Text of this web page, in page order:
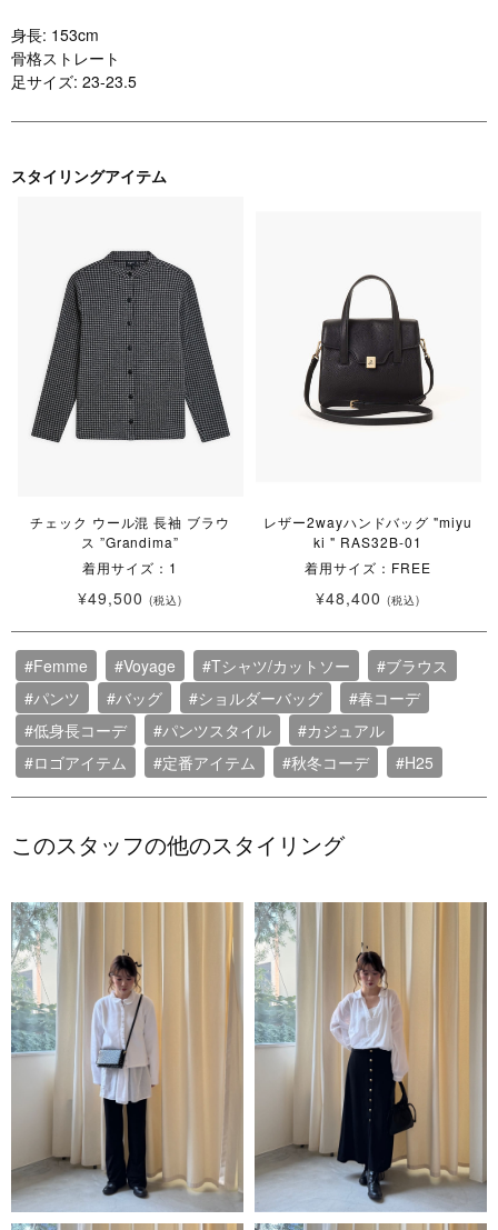
身長: 153cm
骨格ストレート
足サイズ: 23-23.5
スタイリングアイテム
チェック ウール混 長袖 ブラウ
ス ”Grandima”
着用サイズ：1
¥49,500 (税込)
レザー2wayハンドバッグ "miyu
ki " RAS32B-01
着用サイズ：FREE
¥48,400 (税込)
#Femme #Voyage #Tシャツ/カットソー
#ブラウス
#パンツ
#バッグ #ショルダーバッグ
#春コーデ
#低身長コーデ
#パンツスタイル
#カジュアル
#ロゴアイテム
#定番アイテム #秋冬コーデ #H25
このスタッフの他のスタイリング